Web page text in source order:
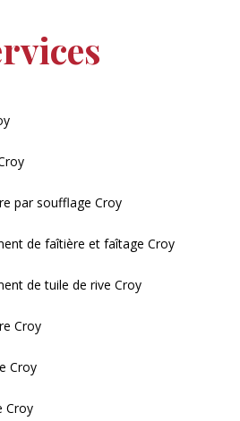
par soufflage Croy
de faîtière et faîtage Croy
de tuile de rive Croy
Croy
Croy
Croy